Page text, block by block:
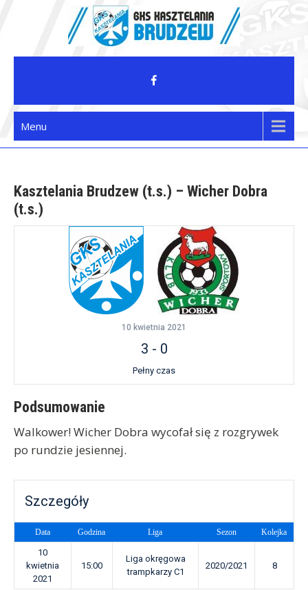
GKS Kasztelania Brudzew
Menu
Kasztelania Brudzew (t.s.) – Wicher Dobra
(t.s.)
10 kwietnia 2021
3 - 0
Pełny czas
Podsumowanie
Walkower! Wicher Dobra wycofał się z rozgrywek
po rundzie jesiennej.
Szczegóły
Data Godzina Liga Sezon Kolejka
10
kwietnia
2021
15:00
Liga okręgowa
trampkarzy C1
2020/2021 8